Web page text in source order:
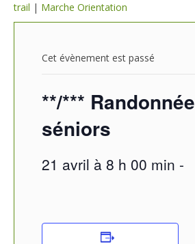
trail | Marche Orientation
Cet évènement est passé
**/*** Randonnée
séniors
21 avril à 8 h 00 min -